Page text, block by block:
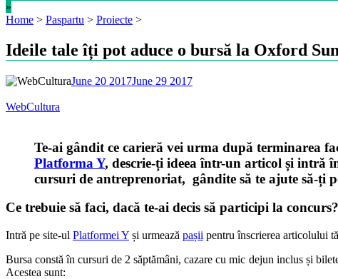
»
Home > Paspartu > Proiecte >
Ideile tale îți pot aduce o bursă la Oxford
June 20 2017June 29 2017
WebCultura
Te-ai gândit ce carieră vei urma după terminarea
Platforma Y, descrie-ți ideea într-un articol și intră
cursuri de antreprenoriat, gândite să te ajute să-ți
Ce trebuie să faci, dacă te-ai decis să participi la concurs?
Intră pe site-ul Platformei Y și urmează pașii pentru înscrierea articolului
Bursa constă în cursuri de 2 săptămâni, cazare cu mic dejun inclus și
Acestea sunt: